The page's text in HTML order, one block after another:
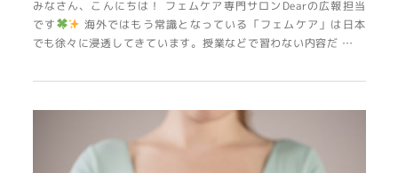
みなさん、こんにちは！ フェムケア専門サロンDearの広報担当
です
海外ではもう常識となっている「フェムケア」は日本
でも徐々に浸透してきています。授業などで習わない内容だ …